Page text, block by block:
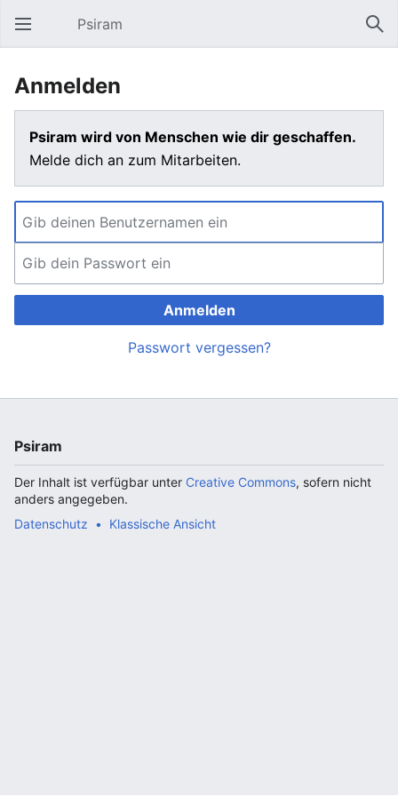
Hauptmenü öffnen Psiram
Anmelden
Psiram wird von Menschen wie dir geschaffen.
Melde dich an zum Mitarbeiten.
Anmelden
Passwort vergessen?
Psiram
Der Inhalt ist verfügbar unter Creative Commons, sofern nicht
anders angegeben.
Datenschutz
Klassische Ansicht